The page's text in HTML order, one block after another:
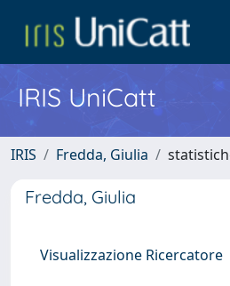
IRIS UniCatt
IRIS Fredda, Giulia
Fredda, Giulia
Visualizzazione Ricercatore